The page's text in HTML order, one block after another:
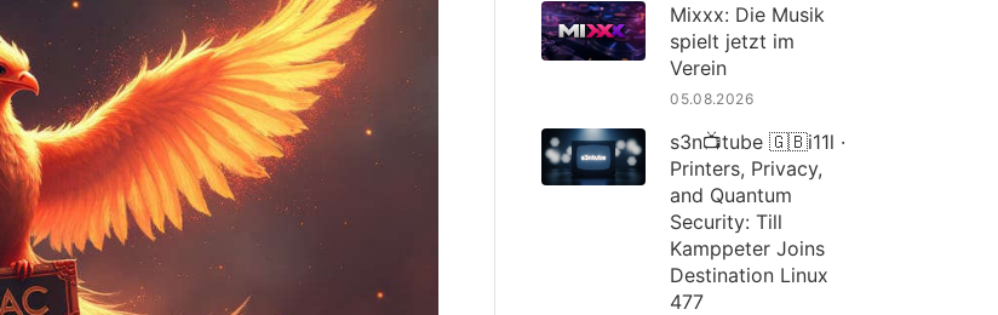
Mixxx: Die Musik
spielt jetzt im
Verein
05.08.2026
s3n📺tube 🇬🇧i11l ·
Printers, Privacy,
and Quantum
Security: Till
Kamppeter Joins
Destination Linux
477